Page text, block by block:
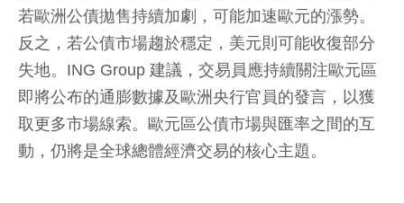
若歐洲公債拋售持續加劇，可能加速歐元的漲勢。
反之，若公債市場趨於穩定，美元則可能收復部分
失地。ING Group 建議，交易員應持續關注歐元區
即將公布的通膨數據及歐洲央行官員的發言，以獲
取更多市場線索。歐元區公債市場與匯率之間的互
動，仍將是全球總體經濟交易的核心主題。